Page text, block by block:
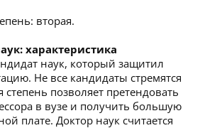
вторая.
характеристика
наук, который защитил
Не все кандидаты стремятся
степень позволяет претендовать
в вузе и получить большую
плате. Доктор наук считается